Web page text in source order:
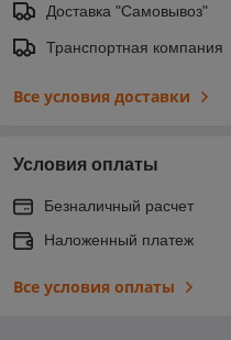
Доставка "Самовывоз"
Транспортная компания
Все условия доставки
Условия оплаты
Безналичный расчет
Наложенный платеж
Все условия оплаты